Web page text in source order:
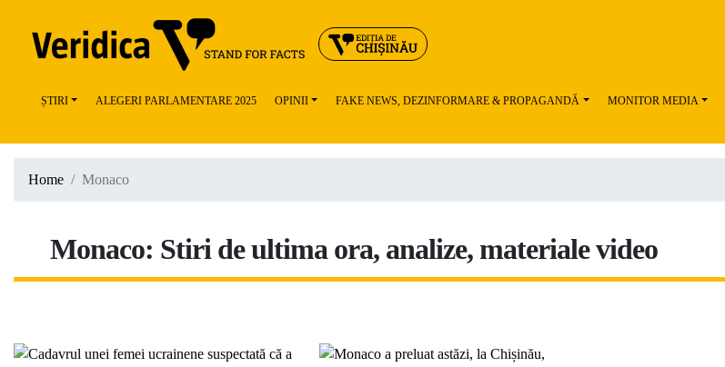
ȘTIRI ALEGERI PARLAMENTARE 2025 OPINII FAKE NEWS, DEZINFORMARE & PROPAGANDĂ MONITOR MEDIA
Home Monaco
Monaco: Stiri de ultima ora, analize, materiale video